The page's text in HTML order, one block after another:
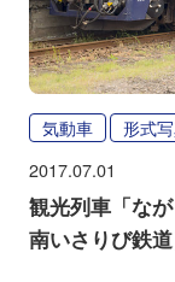
気動車 形式
2017.07.01
観光列車「な
南いさりび鉄道